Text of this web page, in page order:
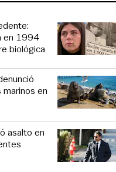
en 1994
biológica
en
asalto en